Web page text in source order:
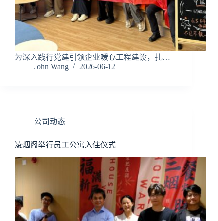
为深入践行党建引领企业暖心工程建设，扎…
John Wang
2026-06-12
公司动态
凌烟阁举行员工公寓入住仪式